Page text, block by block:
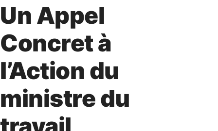
Un Appel
Concret à
l’Action du
ministre du